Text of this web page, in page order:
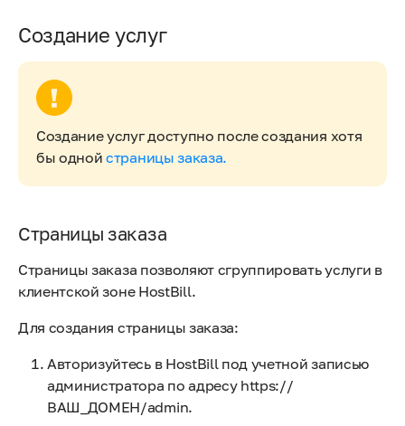
Создание услуг
Создание услуг доступно после создания хотя
бы однойстраницы заказа.
Страницы заказа
Страницы заказа позволяют сгруппировать услуги в
клиентской зоне HostBill.
Для создания страницы заказа:
Авторизуйтесь в HostBill под учетной записью
администратора по адресу https://
ВАШ_ДОМЕН/admin.